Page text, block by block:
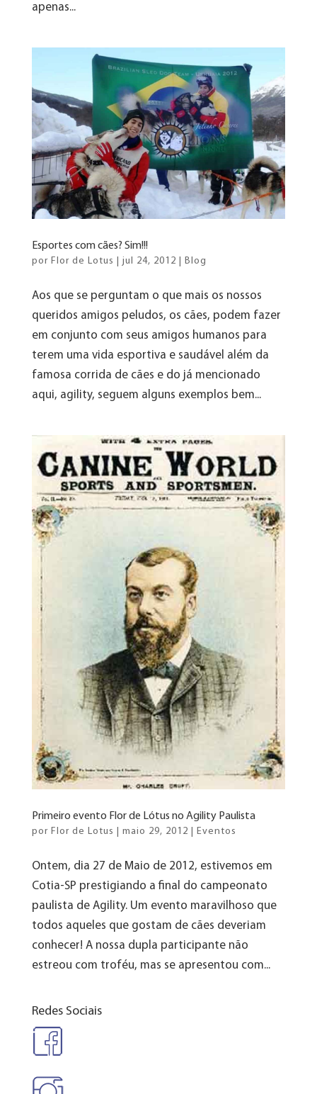
apenas...
Esportes com cães? Sim!!!
por Flor de Lotus jul 24, 2012 Blog
Aos que se perguntam o que mais os nossos
queridos amigos peludos, os cães, podem fazer
em conjunto com seus amigos humanos para
terem uma vida esportiva e saudável além da
famosa corrida de cães e do já mencionado
aqui, agility, seguem alguns exemplos bem...
Primeiro evento Flor de Lótus no Agility Paulista
por Flor de Lotus maio 29, 2012 Eventos
Ontem, dia 27 de Maio de 2012, estivemos em
Cotia-SP prestigiando a final do campeonato
paulista de Agility. Um evento maravilhoso que
todos aqueles que gostam de cães deveriam
conhecer! A nossa dupla participante não
estreou com troféu, mas se apresentou com...
Redes Sociais